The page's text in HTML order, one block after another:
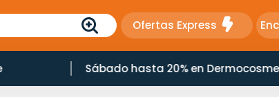
Ofertas Express
Sábado hasta 20% en